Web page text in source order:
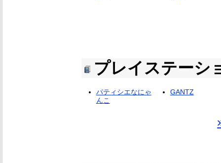
プレイステーシ
パティシエなにゃ
んこ
GANTZ